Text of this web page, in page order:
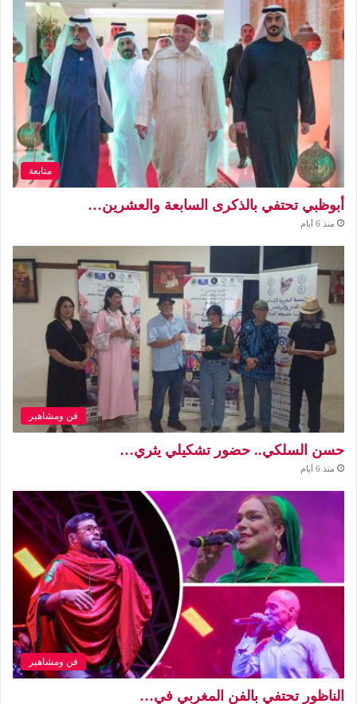
متابعة
أبوظبي تحتفي بالذكرى السابعة والعشرين…
منذ 6 أيام
فن ومشاهير
حسن السلكي.. حضور تشكيلي يثري…
منذ 6 أيام
فن ومشاهير
الناظور تحتفي بالفن المغربي في…